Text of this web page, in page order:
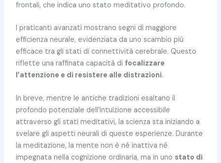
frontali, che indica uno stato meditativo profondo.
I praticanti avanzati mostrano segni di maggiore
efficienza neurale, evidenziata da uno scambio più
efficace tra gli stati di connettività cerebrale. Questo
riflette una raffinata capacità di focalizzare
l’attenzione e di resistere alle distrazioni.
In breve, mentre le antiche tradizioni esaltano il
profondo potenziale dell’intuizione accessibile
attraverso gli stati meditativi, la scienza sta iniziando a
svelare gli aspetti neurali di queste esperienze. Durante
la meditazione, la mente non è né inattiva né
impegnata nella cognizione ordinaria, ma in uno stato di